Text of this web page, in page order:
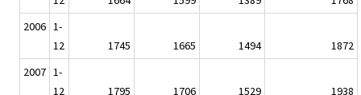
2006 1-
12
1745 1665 1494
1872
2007 1-
12
1795 1706 1529
1938